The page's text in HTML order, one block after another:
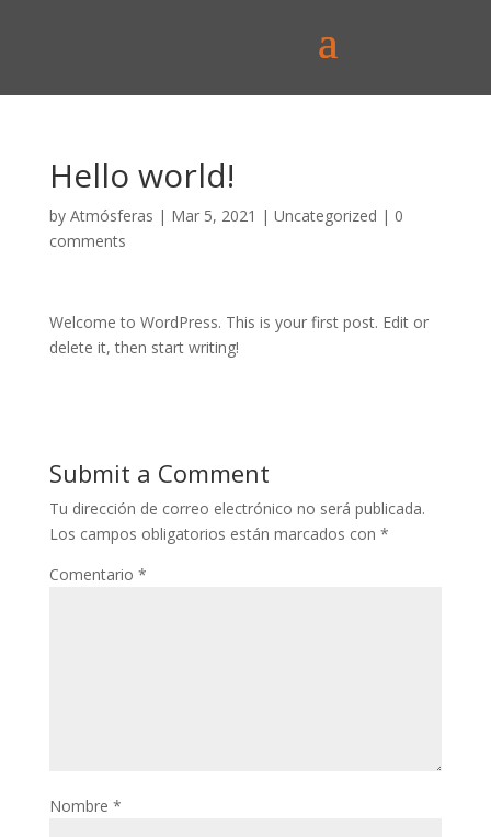
Hello world!
by Atmósferas | Mar 5, 2021 | Uncategorized | 0
comments
Welcome to WordPress. This is your first post. Edit or
delete it, then start writing!
Submit a Comment
Tu dirección de correo electrónico no será publicada.
Los campos obligatorios están marcados con *
Comentario *
Nombre *